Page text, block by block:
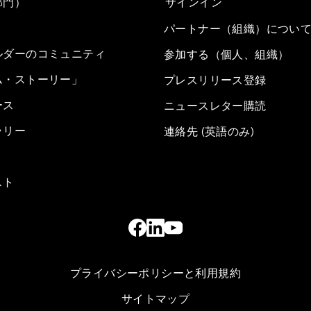
ーのコミュニティ
ストーリー」
リー
パートナー（組織）につい
参加する（個人、組織）
プレスリリース登録
ニュースレター購読
連絡先 (英語のみ)
プライバシーポリシーと利用規約
サイトマップ